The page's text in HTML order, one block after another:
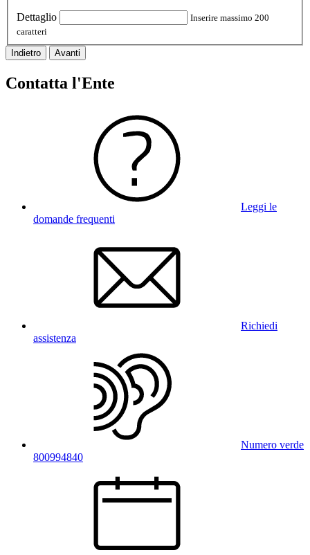
Dettaglio
Inserire massimo 200
caratteri
Indietro Avanti
Contatta l'Ente
Leggi le
domande frequenti
Richiedi
assistenza
Numero verde
800994840